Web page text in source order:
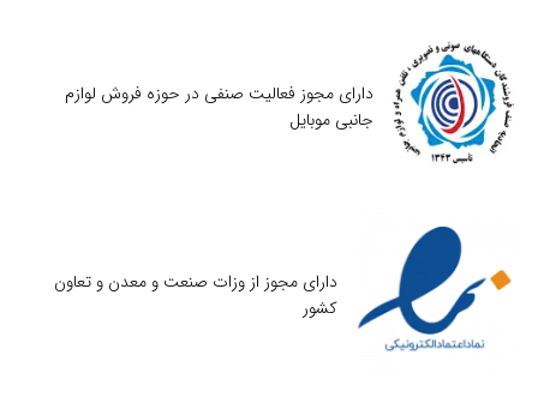
دارای مجوز فعالیت صنفی در حوزه فروش لوازم
جانبی موبایل
دارای مجوز از وزات صنعت و معدن و تعاون
کشور